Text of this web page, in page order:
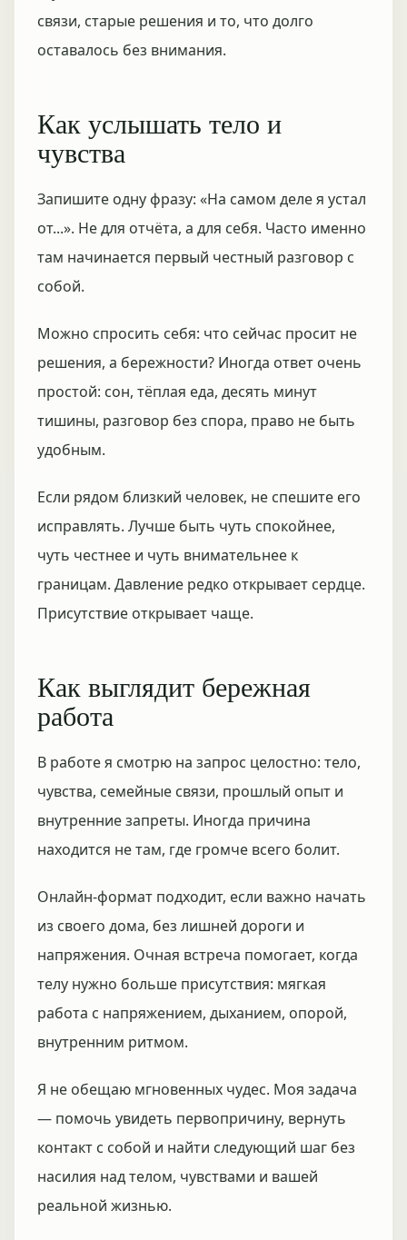
связи, старые решения и то, что долго
оставалось без внимания.
Как услышать тело и
чувства
Запишите одну фразу: «На самом деле я устал
от...». Не для отчёта, а для себя. Часто именно
там начинается первый честный разговор с
собой.
Можно спросить себя: что сейчас просит не
решения, а бережности? Иногда ответ очень
простой: сон, тёплая еда, десять минут
тишины, разговор без спора, право не быть
удобным.
Если рядом близкий человек, не спешите его
исправлять. Лучше быть чуть спокойнее,
чуть честнее и чуть внимательнее к
границам. Давление редко открывает сердце.
Присутствие открывает чаще.
Как выглядит бережная
работа
В работе я смотрю на запрос целостно: тело,
чувства, семейные связи, прошлый опыт и
внутренние запреты. Иногда причина
находится не там, где громче всего болит.
Онлайн-формат подходит, если важно начать
из своего дома, без лишней дороги и
напряжения. Очная встреча помогает, когда
телу нужно больше присутствия: мягкая
работа с напряжением, дыханием, опорой,
внутренним ритмом.
Я не обещаю мгновенных чудес. Моя задача
— помочь увидеть первопричину, вернуть
контакт с собой и найти следующий шаг без
насилия над телом, чувствами и вашей
реальной жизнью.